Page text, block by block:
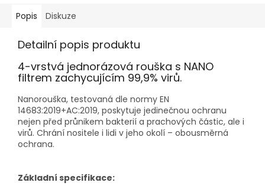
Popis Diskuze
Detailní popis produktu
4-vrstvá jednorázová rouška s NANO
filtrem zachycujícím 99,9% virů.
Nanorouška, testovaná dle normy EN
14683:2019+AC:2019, poskytuje jedinečnou ochranu
nejen před průnikem bakterií a prachových částic, ale i
virů. Chrání nositele i lidi v jeho okolí – obousměrná
ochrana.
Základní specifikace: